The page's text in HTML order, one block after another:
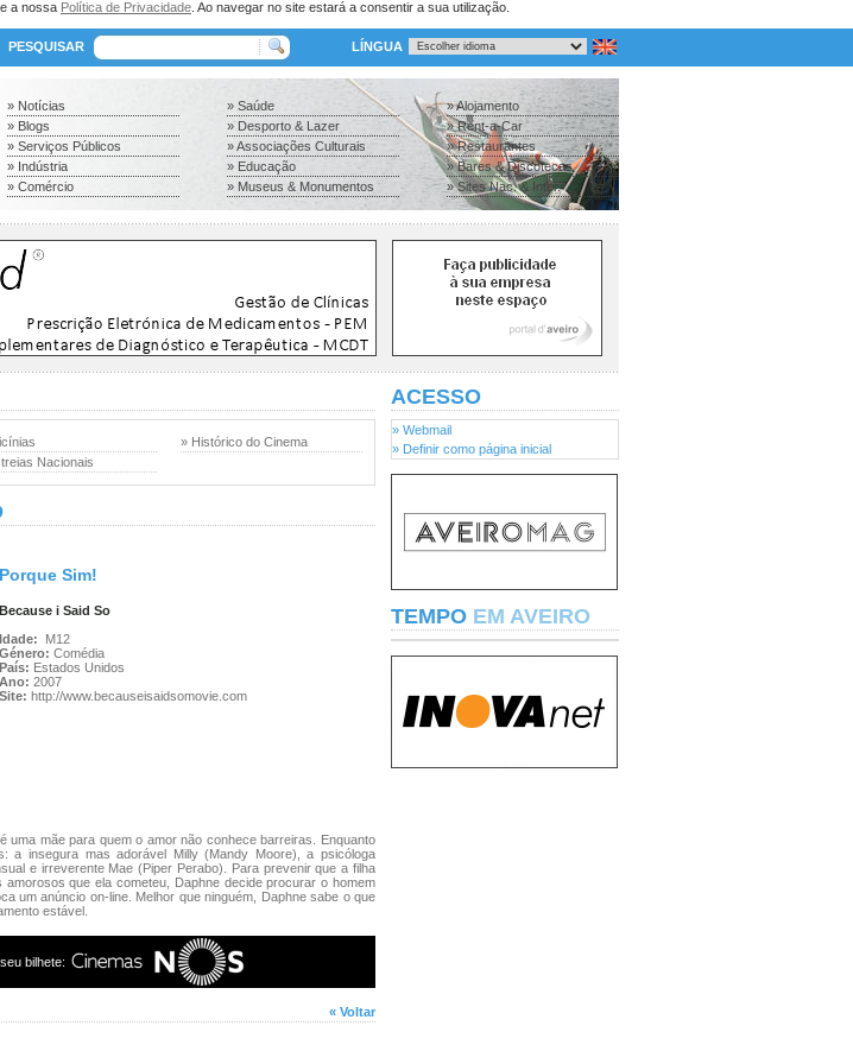
a nossa Política de Privacidade . Ao navegar no site estará a consentir a sua utilização.
PESQUISAR LÍNGUA
» Notícias
» Blogs
» Serviços Públicos
» Indústria
» Comércio
» Saúde
» Desporto & Lazer
» Associações Culturais
» Educação
» Museus & Monumentos
» Alojamento
» Rent-a-Car
» Restaurantes
» Bares & Discotecas
» Sites Nac. & Inter.
Nacionais
» Histórico do Cinema
Porque Sim!
Because i Said So
Idade:
M12
Género: Comédia
País: Estados Unidos
Ano: 2007
Site: http://www.becauseisaidsomovie.com
uma mãe para quem o amor não conhece barreiras. Enquanto
a insegura mas adorável Milly (Mandy Moore), a psicóloga
e irreverente Mae (Piper Perabo). Para prevenir que a filha
que ela cometeu, Daphne decide procurar o homem
um anúncio on-line. Melhor que ninguém, Daphne sabe o que
estável.
bilhete:
« Voltar
ACESSO
» Webmail
» Definir como página inicial
TEMPO EM AVEIRO